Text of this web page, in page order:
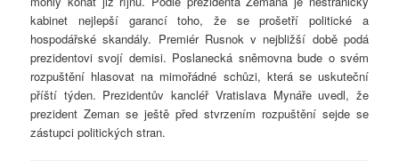
kabinet nejlepší garancí toho, že se prošetří politické a
hospodářské skandály. Premiér Rusnok v nejbližší době podá
prezidentovi svojí demisi. Poslanecká sněmovna bude o svém
rozpuštění hlasovat na mimořádné schůzi, která se uskuteční
příští týden. Prezidentův kancléř Vratislava Mynáře uvedl, že
prezident Zeman se ještě před stvrzením rozpuštění sejde se
zástupci politických stran.